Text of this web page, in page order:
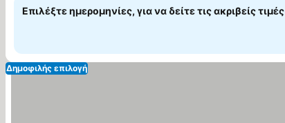
Επιλέξτε ημερομηνίες, για να δείτε τις ακριβείς τιμές
Δημοφιλής επιλογή